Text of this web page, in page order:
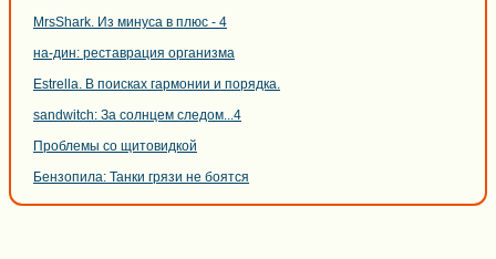
MrsShark. Из минуса в плюс - 4
на-дин: реставрация организма
Estrella. В поисках гармонии и порядка.
sandwitch: За солнцем следом...4
Проблемы со щитовидкой
Бензопила: Танки грязи не боятся